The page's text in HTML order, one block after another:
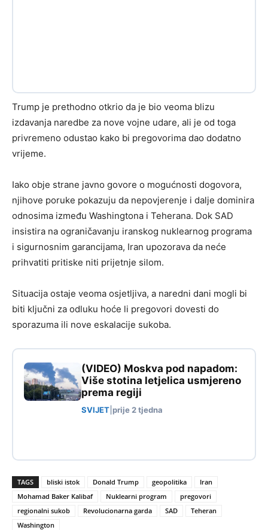
Trump je prethodno otkrio da je bio veoma blizu
izdavanja naredbe za nove vojne udare, ali je od toga
privremeno odustao kako bi pregovorima dao dodatno
vrijeme.
Iako obje strane javno govore o mogućnosti dogovora,
njihove poruke pokazuju da nepovjerenje i dalje dominira
odnosima između Washingtona i Teherana. Dok SAD
insistira na ograničavanju iranskog nuklearnog programa
i sigurnosnim garancijama, Iran upozorava da neće
prihvatiti pritiske niti prijetnje silom.
Situacija ostaje veoma osjetljiva, a naredni dani mogli bi
biti ključni za odluku hoće li pregovori dovesti do
sporazuma ili nove eskalacije sukoba.
(VIDEO) Moskva pod napadom:
Više stotina letjelica usmjereno
prema regiji
SVIJET prije 2 tjedna
TAGS bliski istok Donald Trump geopolitika
Iran
Mohamad Baker Kalibaf
Nuklearni program
pregovori
regionalni sukob
Revolucionarna garda SAD
Teheran
Washington